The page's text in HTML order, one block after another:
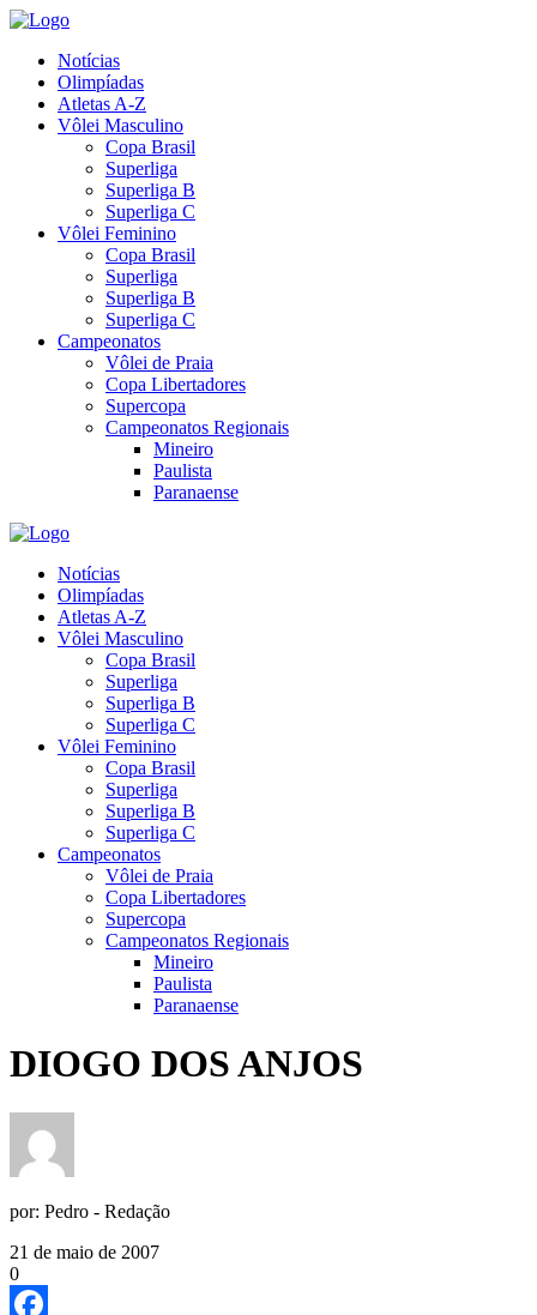
Notícias
Olimpíadas
Atletas A-Z
Vôlei Masculino
Copa Brasil
Superliga
Superliga B
Superliga C
Vôlei Feminino
Copa Brasil
Superliga
Superliga B
Superliga C
Campeonatos
Vôlei de Praia
Copa Libertadores
Supercopa
Campeonatos Regionais
Mineiro
Paulista
Paranaense
Notícias
Olimpíadas
Atletas A-Z
Vôlei Masculino
Copa Brasil
Superliga
Superliga B
Superliga C
Vôlei Feminino
Copa Brasil
Superliga
Superliga B
Superliga C
Campeonatos
Vôlei de Praia
Copa Libertadores
Supercopa
Campeonatos Regionais
Mineiro
Paulista
Paranaense
DIOGO DOS ANJOS
por: Pedro - Redação
21 de maio de 2007
0